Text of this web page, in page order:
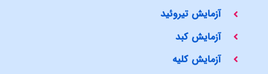
آزمایش تیروئید
آزمایش کبد
آزمایش کلیه